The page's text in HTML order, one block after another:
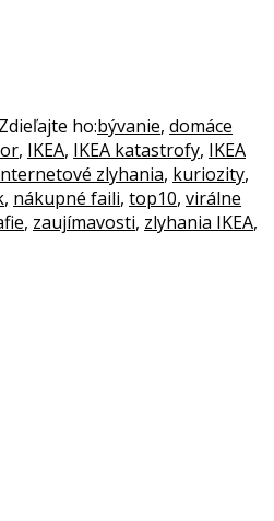
ho:bývanie, domáce
, IKEA, IKEA katastrofy, IKEA
zlyhania, kuriozity,
, nákupné faili, top10, virálne
, zaujímavosti, zlyhania IKEA,